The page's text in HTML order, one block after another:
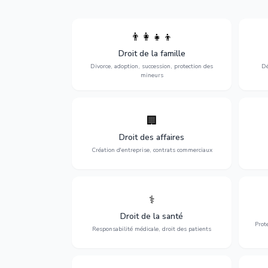
👨‍👩‍👧‍👦
Droit de la famille
Divorce, adoption, succession, protection des
mineurs
succession et protection des personnes
vulnérables.
🏢
Droit des affaires
Création d'entreprise, contrats commerciaux
Accompagnement complet pour votre
entreprise : création, contrats
commerciaux, concurrence et litiges.
⚕️
Droit de la santé
Responsabilité médicale, droit des patients
Défense de vos droits médicaux : erreurs
médicales, responsabilité des praticiens
et indemnisation.